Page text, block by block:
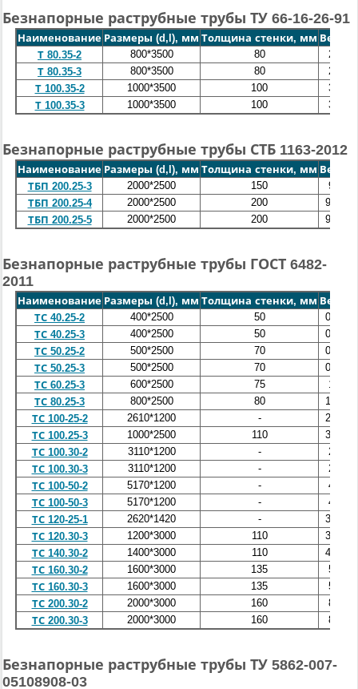
Безнапорные раструбные трубы ТУ 66-16-26-91
Наименование Размеры (d,l), мм Толщина стенки, мм Вес, т
Т 80.35-2
800*3500 80
2,2
Т 80.35-3
800*3500 80
2,2
Т 100.35-2
1000*3500 100
3,5
Т 100.35-3
1000*3500 100 3,5
Безнапорные раструбные трубы СТБ 1163-2012
Наименование Размеры (d,l), мм Толщина стенки, мм Вес, т
ТБП 200.25-3
2000*2500 150
9,7
ТБП 200.25-4
2000*2500 200
9,75
ТБП 200.25-5
2000*2500 200 9,75
Безнапорные раструбные трубы ГОСТ 6482-
2011
Наименование Размеры (d,l), мм Толщина стенки, мм Вес, т
ТС 40.25-2
400*2500 50
0,54
ТС 40.25-3
400*2500 50
0,54
ТС 50.25-2
500*2500 70
0,92
ТС 50.25-3
500*2500 70
0,92
ТС 60.25-3
600*2500 75
1,1
ТС 80.25-3
800*2500 80
1,64
ТС 100-25-2
2610*1200 -
2,31
ТС 100.25-3
1000*2500 110
3,05
ТС 100.30-2
3110*1200 -
2,7
ТС 100.30-3
3110*1200 -
2,7
ТС 100-50-2
5170*1200 -
4,8
ТС 100-50-3
5170*1200 -
4,8
ТС 120-25-1
2620*1420 -
3,89
ТС 120.30-3
1200*3000 110
3,85
ТС 140.30-2
1400*3000 110
4,46
ТС 160.30-2
1600*3000 135
5,9
ТС 160.30-3
1600*3000 135
5,9
ТС 200.30-2
2000*3000 160
8,4
ТС 200.30-3
2000*3000 160 8,4
Безнапорные раструбные трубы ТУ 5862-007-
05108908-03